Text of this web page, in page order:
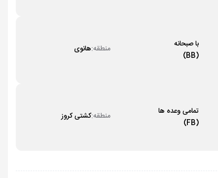
با صبحانه
(BB)
منطقه:هانوی
تمامی وعده ها
(FB)
منطقه:کشتی کروز